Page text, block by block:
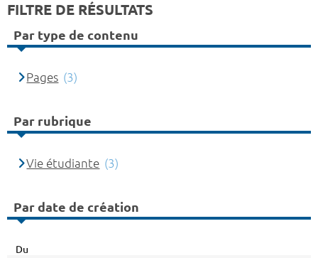
FILTRE DE RÉSULTATS
Par type de contenu
Pages (3)
Par rubrique
Vie étudiante (3)
Par date de création
Du